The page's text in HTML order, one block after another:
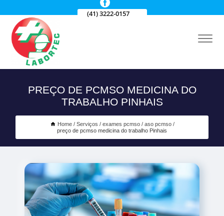
(41) 3222-0157
PREÇO DE PCMSO MEDICINA DO
TRABALHO PINHAIS
Home Serviços exames pcmso
aso pcmso
preço de pcmso medicina do trabalho Pinhais